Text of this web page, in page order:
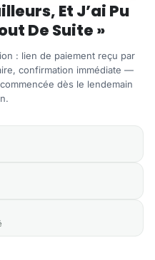
Et J’ai Pu
De Suite »
: lien de paiement reçu par
confirmation immédiate —
dès le lendemain